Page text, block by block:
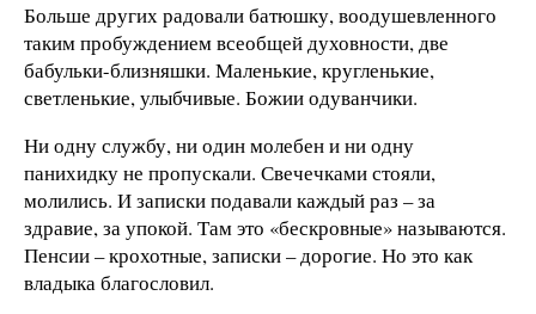
Больше других радовали батюшку, воодушевленного
таким пробуждением всеобщей духовности, две
бабульки-близняшки. Маленькие, кругленькие,
светленькие, улыбчивые. Божии одуванчики.
Ни одну службу, ни один молебен и ни одну
панихидку не пропускали. Свечечками стояли,
молились. И записки подавали каждый раз – за
здравие, за упокой. Там это «бескровные» называются.
Пенсии – крохотные, записки – дорогие. Но это как
владыка благословил.